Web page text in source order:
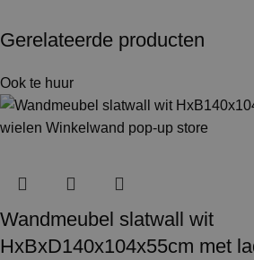
Gerelateerde producten
Ook te huur
Wandmeubel slatwall wit
HxBxD140x104x55cm met